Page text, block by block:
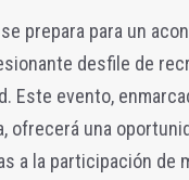
prepara para un
desfile de
Este evento,
ofrecerá una
a la participación de